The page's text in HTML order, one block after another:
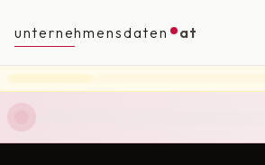
unternehmensdaten at